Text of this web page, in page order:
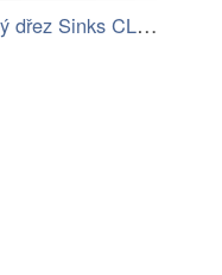
Nerezový dřez Sinks CLASSIC 480 V 0,8mm…